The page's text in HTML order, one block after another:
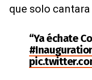
que solo
“Ya échate